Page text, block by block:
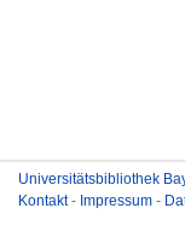
Universitätsbibliothek
Kontakt- Impressum -